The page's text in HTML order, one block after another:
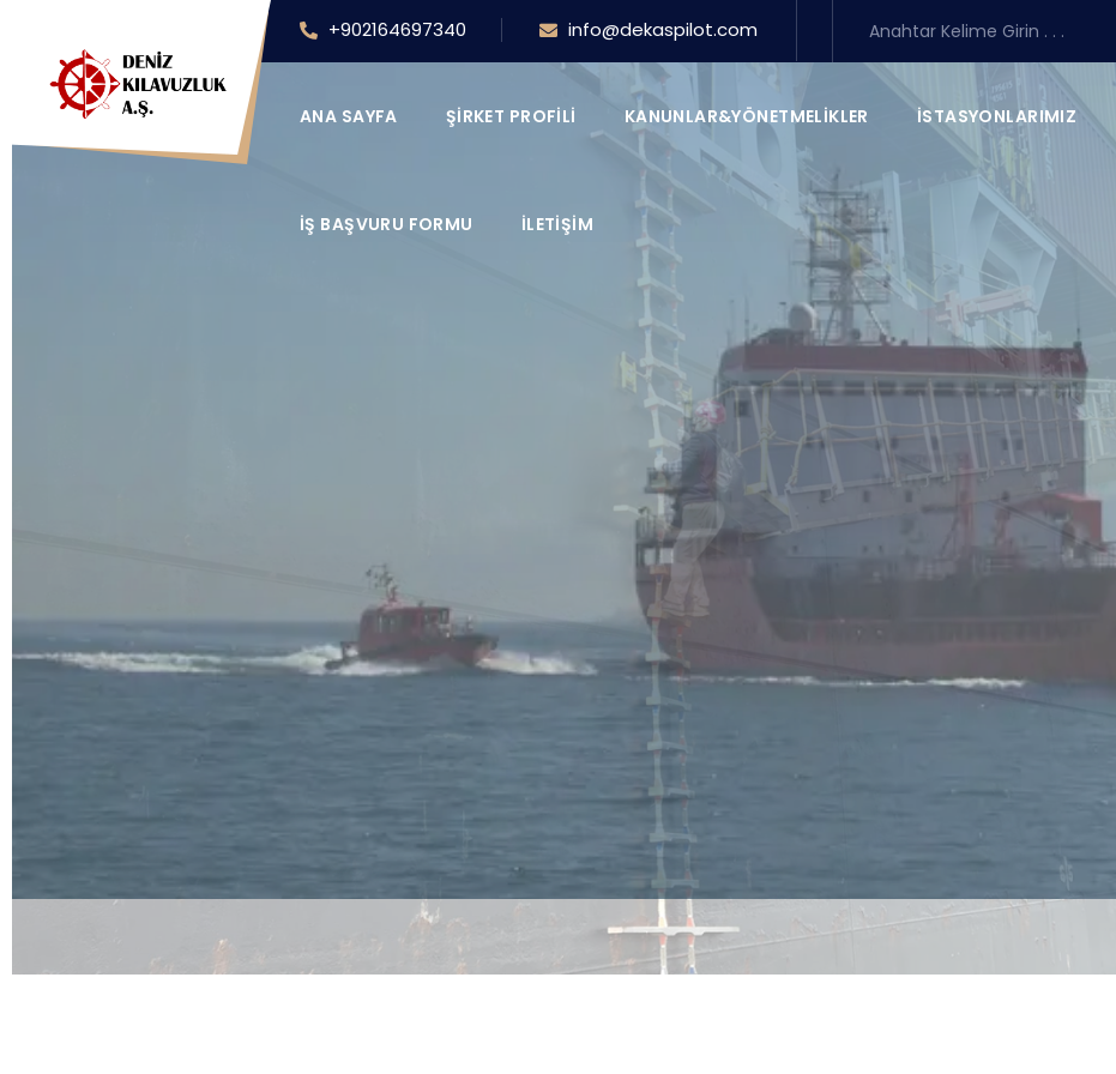
+902164697340 info@dekaspilot.com
ANA SAYFA ŞIRKET PROFILI KANUNLAR&YÖNETMELIKLER İSTASYONLARIMIZ
İŞ BAŞVURU FORMU İLETIŞIM
TARIHÇE
1999& 2005
2005&2019
2019&2024
1999 - 122 Kılavuz Kaptanın büyük emekleriyle bir araya gelmesi ile
kuruldu
2005-Şirketimiz bu dönemde Med Marine Konsorsiyumu ile devam
2019 Şirketimiz bu dönemde Ankaş ortaklığı ile devam etti
2024 Şirketimiz için yeni bir dönemin başlangıcı olarak tek başına
yoluna devam edecektir.